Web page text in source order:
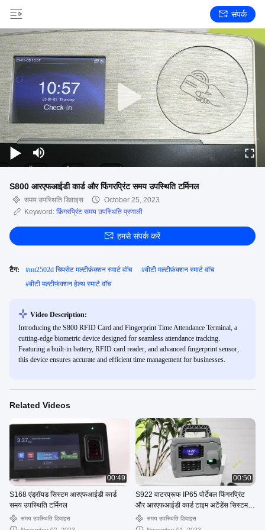
संपर्क
S800 आरएफआईडी कार्ड और फिंगरप्रिंट समय उपस्थिति टर्मिनल
समय उपस्थिति डिवाइस
October 25, 2023
Keyword: फ़िंगरप्रिंट समय उपस्थिति प्रणाली
हमसे संपर्क करें
टैग: #mt2502d चिपसेट मल्टीफ़ंक्शन स्मार्ट वॉच #बीटी मल्टीफ़ंक्शन स्मार्ट वॉच
#बीटी मल्टीफ़ंक्शन हेल्थ स्मार्ट वॉच
Video Description:
Introducing the S800 RFID Card and Fingerprint Time Attendance Terminal, a
cutting-edge biometric device designed for seamless attendance tracking.
Featuring a built-in battery, RFID card reader, and advanced fingerprint sensor,
this device ensures accurate and efficient time management for businesses.
Related Videos
00:49
S168 एंड्रॉयड सिस्टम आरएफआईडी कार्ड
समय उपस्थिति टर्मिनल
समय उपस्थिति डिवाइस
00:50
S922 वाटरप्रूफ IP65 पोर्टेबल फिंगरप्रिंट
और आरएफआईडी कार्ड टाइम अटेंडेंस सिस्टम
ली-बैटरी के साथ
समय उपस्थिति डिवाइस